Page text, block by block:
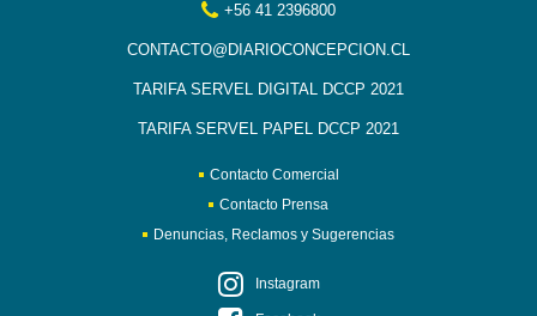
+56 41 2396800
CONTACTO@DIARIOCONCEPCION.CL
TARIFA SERVEL DIGITAL DCCP 2021
TARIFA SERVEL PAPEL DCCP 2021
Contacto Comercial
Contacto Prensa
Denuncias, Reclamos y Sugerencias
Instagram